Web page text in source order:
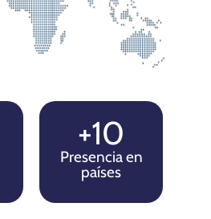
+10
Presencia en
países